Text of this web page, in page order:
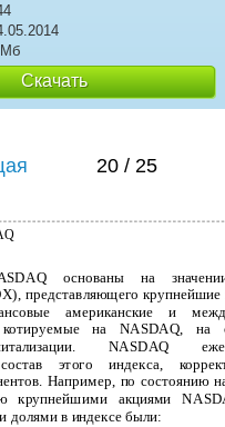
Скачать
20 / 25
основаны на
представляющего крупнейшие
американские и
на NASDAQ, на
NASDAQ
состав этого индекса,
Например, по состоянию
крупнейшими акциями
долями в индексе были: